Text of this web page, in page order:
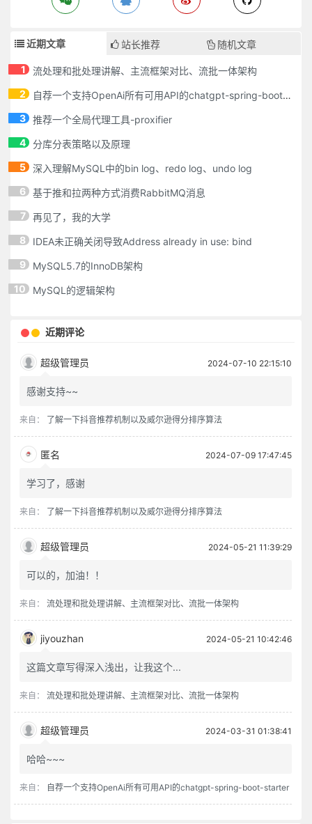
近期文章 站长推荐 随机文章
1
流处理和批处理讲解、主流框架对比、流批一体架构
2
自荐一个支持OpenAi所有可用API的chatgpt-spring-boot-starter
3 推荐一个全局代理工具-proxifier
4
分库分表策略以及原理
5 深入理解MySQL中的bin log、redo log、undo log
6 基于推和拉两种方式消费RabbitMQ消息
7 再见了，我的大学
8
IDEA未正确关闭导致Address already in use: bind
9
MySQL5.7的InnoDB架构
10
MySQL的逻辑架构
近期评论
超级管理员 2024-07-10 22:15:10
感谢支持~~
来自： 了解一下抖音推荐机制以及威尔逊得分排序算法
匿名 2024-07-09 17:47:45
学习了，感谢
来自： 了解一下抖音推荐机制以及威尔逊得分排序算法
超级管理员 2024-05-21 11:39:29
可以的，加油！！
来自： 流处理和批处理讲解、主流框架对比、流批一体架构
jiyouzhan 2024-05-21 10:42:46
这篇文章写得深入浅出，让我这个...
来自： 流处理和批处理讲解、主流框架对比、流批一体架构
超级管理员 2024-03-31 01:38:41
哈哈~~~
来自： 自荐一个支持OpenAi所有可用API的chatgpt-spring-boot-starter